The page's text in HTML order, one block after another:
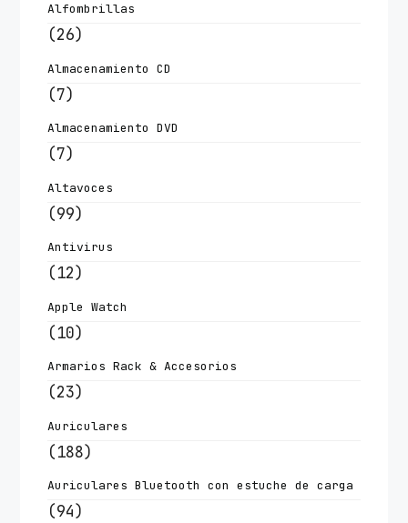
Alfombrillas
(26)
Almacenamiento CD
(7)
Almacenamiento DVD
(7)
Altavoces
(99)
Antivirus
(12)
Apple Watch
(10)
Armarios Rack & Accesorios
(23)
Auriculares
(188)
Auriculares Bluetooth con estuche de carga
(94)